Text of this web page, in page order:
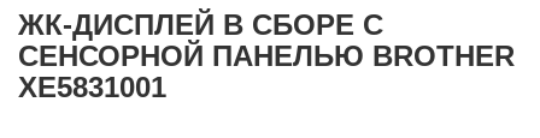
ЖК-ДИСПЛЕЙ В СБОРЕ С
СЕНСОРНОЙ ПАНЕЛЬЮ BROTHER
XE5831001